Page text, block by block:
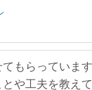
もらっていま
や工夫を教え